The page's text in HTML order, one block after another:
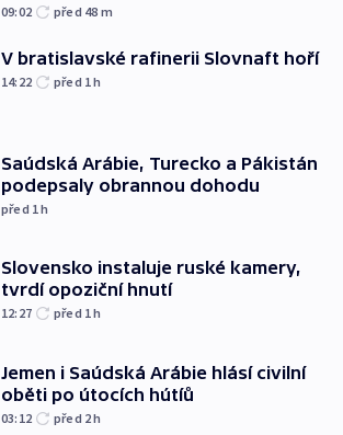
09:02 před 48 m
V bratislavské rafinerii Slovnaft hoří
14:22 před 1h
Saúdská Arábie, Turecko a Pákistán
podepsaly obrannou dohodu
před 1h
Slovensko instaluje ruské kamery,
tvrdí opoziční hnutí
12:27 před 1h
Jemen i Saúdská Arábie hlásí civilní
oběti po útocích hútíů
03:12 před 2h